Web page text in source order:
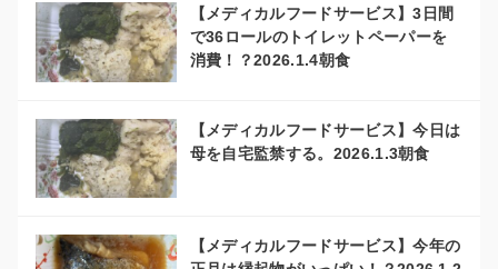
【メディカルフードサービス】3日間
で36ロールのトイレットペーパーを
消費！？2026.1.4朝食
【メディカルフードサービス】今日は
母を自宅監禁する。2026.1.3朝食
【メディカルフードサービス】今年の